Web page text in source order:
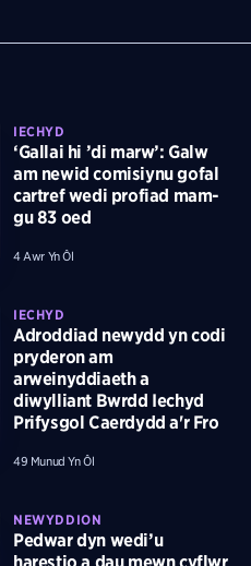
IECHYD
‘Gallai hi ’di marw’: Galw
am newid comisiynu gofal
cartref wedi profiad mam-
gu 83 oed
4 Awr Yn Ôl
IECHYD
Adroddiad newydd yn codi
pryderon am
arweinyddiaeth a
diwylliant Bwrdd Iechyd
Prifysgol Caerdydd a'r Fro
49 Munud Yn Ôl
NEWYDDION
Pedwar dyn wedi’u